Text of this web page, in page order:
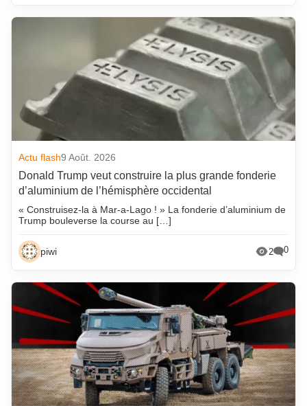
Actu flash9 Août. 2026
Donald Trump veut construire la plus grande fonderie
d’aluminium de l’hémisphère occidental
« Construisez-la à Mar-a-Lago ! » La fonderie d’aluminium de
Trump bouleverse la course au […]
piwi 2 0